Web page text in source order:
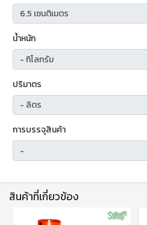
น้ำหนัก
ปริมาตร
การบรรจุสินค้า
สินค้าที่เกี่ยวข้อง